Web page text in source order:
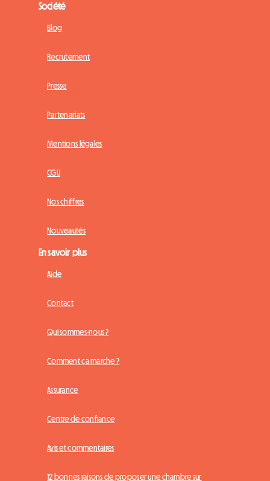
Société
Blog
Recrutement
Presse
Partenariats
Mentions légales
CGU
Nos chiffres
Nouveautés
En savoir plus
Aide
Contact
Qui sommes-nous ?
Comment ça marche ?
Assurance
Centre de confiance
Avis et commentaires
12 bonnes raisons de proposer une chambre sur